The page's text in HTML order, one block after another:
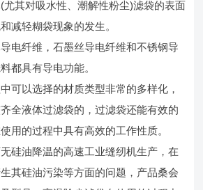
尤其对吸水性、潮解性粉尘)滤袋的表面
减轻糊袋现象的发生。
电纤维，石墨丝导电纤维和不锈钢导
都具有导电功能。
可以选择的材质类型非常的多样化，
全液体过滤袋的，过滤袋还能有效的
用的过程中具有高效的工作性质。
硅油降温的高速工业缝纫机生产，在
其硅油污染等方面的问题，产品桑会